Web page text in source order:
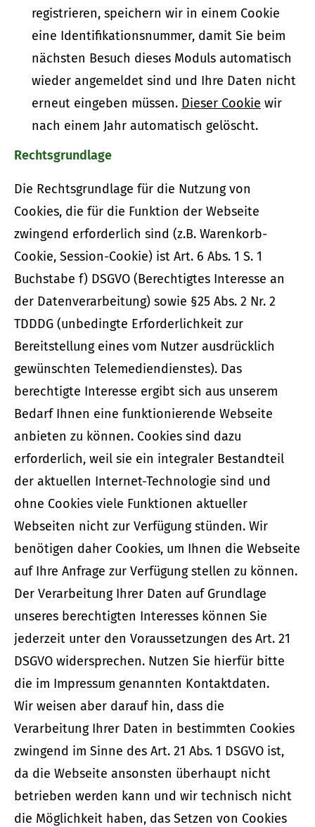
registrieren, speichern wir in einem Cookie
eine Identifikationsnummer, damit Sie beim
nächsten Besuch dieses Moduls automatisch
wieder angemeldet sind und Ihre Daten nicht
erneut eingeben müssen. Dieser Cookie wir
nach einem Jahr automatisch gelöscht.
Rechtsgrundlage
Die Rechtsgrundlage für die Nutzung von
Cookies, die für die Funktion der Webseite
zwingend erforderlich sind (z.B. Warenkorb-
Cookie, Session-Cookie) ist Art. 6 Abs. 1 S. 1
Buchstabe f) DSGVO (Berechtigtes Interesse an
der Datenverarbeitung) sowie §25 Abs. 2 Nr. 2
TDDDG (unbedingte Erforderlichkeit zur
Bereitstellung eines vom Nutzer ausdrücklich
gewünschten Telemediendienstes). Das
berechtigte Interesse ergibt sich aus unserem
Bedarf Ihnen eine funktionierende Webseite
anbieten zu können. Cookies sind dazu
erforderlich, weil sie ein integraler Bestandteil
der aktuellen Internet-Technologie sind und
ohne Cookies viele Funktionen aktueller
Webseiten nicht zur Verfügung stünden. Wir
benötigen daher Cookies, um Ihnen die Webseite
auf Ihre Anfrage zur Verfügung stellen zu können.
Der Verarbeitung Ihrer Daten auf Grundlage
unseres berechtigten Interesses können Sie
jederzeit unter den Voraussetzungen des Art. 21
DSGVO widersprechen. Nutzen Sie hierfür bitte
die im Impressum genannten Kontaktdaten.
Wir weisen aber darauf hin, dass die
Verarbeitung Ihrer Daten in bestimmten Cookies
zwingend im Sinne des Art. 21 Abs. 1 DSGVO ist,
da die Webseite ansonsten überhaupt nicht
betrieben werden kann und wir technisch nicht
die Möglichkeit haben, das Setzen von Cookies